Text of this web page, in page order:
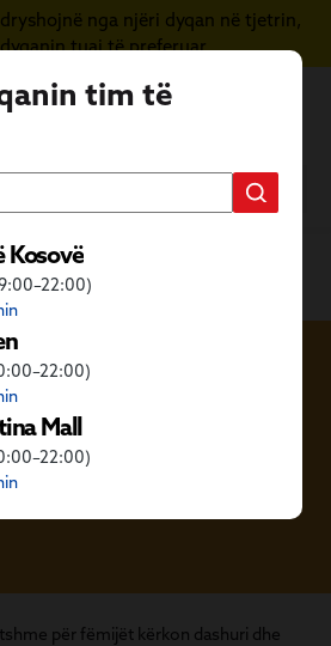
nga njëri dyqan në tjetrin,
tuaj të preferuar
tim të
Kosovë
Mall tuaj
për fëmijët kërkon dashuri dhe